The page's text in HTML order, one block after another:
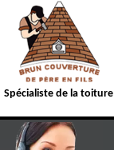
Spécialiste de la toiture